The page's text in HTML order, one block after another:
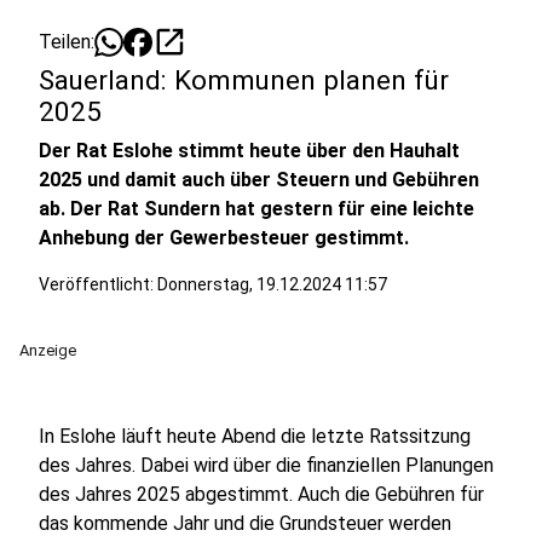
Teilen: open_in_new
Sauerland: Kommunen planen für
2025
Der Rat Eslohe stimmt heute über den Hauhalt
2025 und damit auch über Steuern und Gebühren
ab. Der Rat Sundern hat gestern für eine leichte
Anhebung der Gewerbesteuer gestimmt.
Veröffentlicht: Donnerstag, 19.12.2024 11:57
Anzeige
In Eslohe läuft heute Abend die letzte Ratssitzung
des Jahres. Dabei wird über die finanziellen Planungen
des Jahres 2025 abgestimmt. Auch die Gebühren für
das kommende Jahr und die Grundsteuer werden